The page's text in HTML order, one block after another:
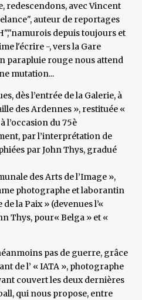
redescendons, avec Vincent
auteur de reportages
depuis toujours et
l'écrire -, vers la Gare
parapluie rouge nous attend
mutation...
dès l’entrée de la Galerie, à
des Ardennes », restituée «
l’occasion du 75è
par l’interprétation de
par John Thys, gradué
des Arts de l’Image »,
photographe et laborantin
la Paix » (devenues l’«
Thys, pour« Belga » et «
pas de guerre, grâce
de l’ « IATA », photographe
couvert les deux dernières
qui nous propose, entre